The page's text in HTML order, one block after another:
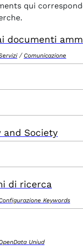
qui
documenti
/ Comunicazione
and Society
di ricerca
Keywords
Uniud